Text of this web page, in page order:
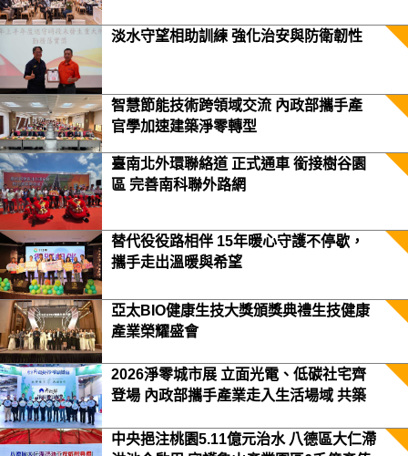
淡水守望相助訓練 強化治安與防衛韌性
智慧節能技術跨領域交流 內政部攜手產
官學加速建築淨零轉型
臺南北外環聯絡道 正式通車 銜接樹谷園
區 完善南科聯外路網
替代役役路相伴 15年暖心守護不停歇，
攜手走出溫暖與希望
亞太BIO健康生技大獎頒獎典禮生技健康
產業榮耀盛會
2026淨零城市展 立面光電、低碳社宅齊
登場 內政部攜手產業走入生活場域 共築
中央挹注桃園5.11億元治水 八德區大仁滯